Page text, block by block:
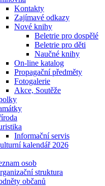
Kontakty
Zajímavé odkazy
Nové knihy
Beletrie pro dospělé
Beletrie pro děti
Naučné knihy
On-line katalog
Propagační předměty
Fotogalerie
Akce, Soutěže
Informační servis
kalendář 2026
osob
struktura
občanů